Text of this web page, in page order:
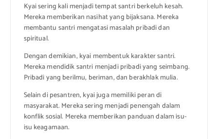
Kyai sering kali menjadi tempat santri berkeluh kesah.
Mereka memberikan nasihat yang bijaksana. Mereka
membantu santri mengatasi masalah pribadi dan
spiritual.
Dengan demikian, kyai membentuk karakter santri.
Mereka mendidik santri menjadi pribadi yang seimbang.
Pribadi yang berilmu, beriman, dan berakhlak mulia.
Selain di pesantren, kyai juga memiliki peran di
masyarakat. Mereka sering menjadi penengah dalam
konflik sosial. Mereka memberikan panduan dalam isu-
isu keagamaan.